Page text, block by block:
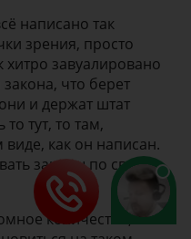
написано так
зрения, просто
хитро завуалировано
что берет
и держат штат
тут, то там,
как он написан.
законы по своему
количество, но